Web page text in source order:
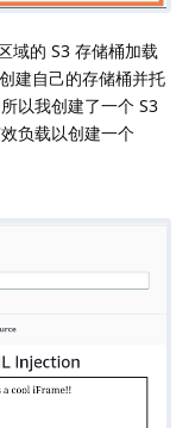
域的 S3 存储桶加载
建自己的存储桶并托
以我创建了一个 S3
负载以创建一个